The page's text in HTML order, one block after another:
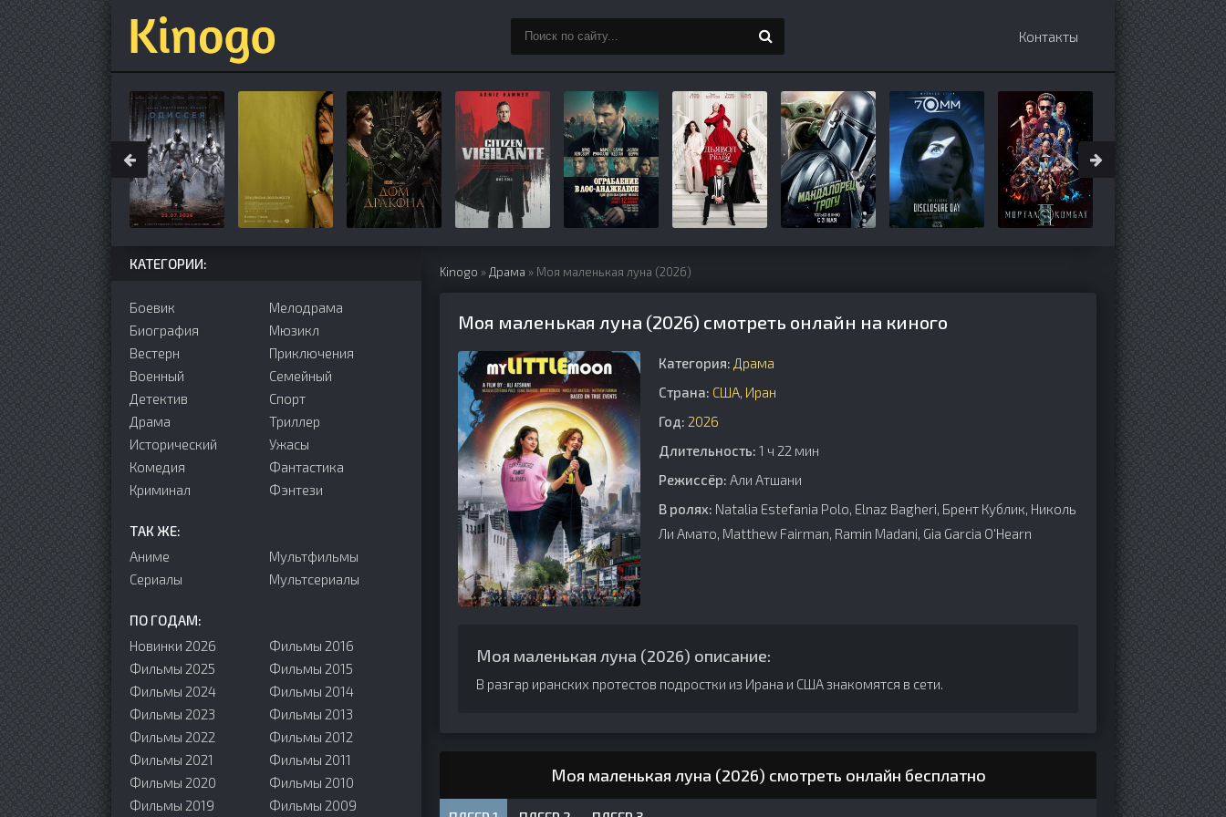
Контакты
Kinogo » Драма » Моя маленькая луна (2026)
Моя маленькая луна (2026) смотреть онлайн на киного
Категория: Драма
Страна: США, Иран
Год: 2026
Длительность: 1 ч 22 мин
Режиссёр: Али Атшани
В ролях: Natalia Estefania Polo, Elnaz Bagheri, Брент Кублик, Николь
Ли Амато, Matthew Fairman, Ramin Madani, Gia Garcia O'Hearn
Моя маленькая луна (2026) описание:
В разгар иранских протестов подростки из Ирана и США знакомятся в сети.
Моя маленькая луна (2026) смотреть онлайн бесплатно
КАТЕГОРИИ:
Боевик
Биография
Вестерн
Военный
Детектив
Драма
Исторический
Комедия
Криминал
Мелодрама
Мюзикл
Приключения
Семейный
Cпорт
Триллер
Ужасы
Фантастика
Фэнтези
ТАК ЖЕ:
Аниме
Сериалы
Мультфильмы
Мультсериалы
ПО ГОДАМ:
Новинки 2026
Фильмы 2025
Фильмы 2024
Фильмы 2023
Фильмы 2022
Фильмы 2021
Фильмы 2020
Фильмы 2019
Фильмы 2016
Фильмы 2015
Фильмы 2014
Фильмы 2013
Фильмы 2012
Фильмы 2011
Фильмы 2010
Фильмы 2009